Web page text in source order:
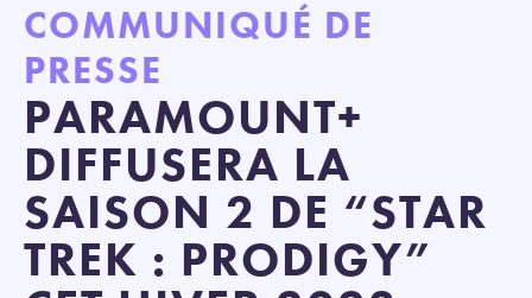
COMMUNIQUÉ DE
PRESSE
PARAMOUNT+
DIFFUSERA LA
SAISON 2 DE “STAR
TREK : PRODIGY”